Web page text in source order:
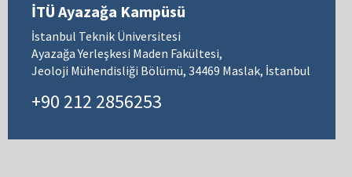
İTÜ Ayazağa Kampüsü
İstanbul Teknik Üniversitesi
Ayazağa Yerleşkesi Maden Fakültesi,
Jeoloji Mühendisliği Bölümü, 34469 Maslak, İstanbul
+90 212 2856253